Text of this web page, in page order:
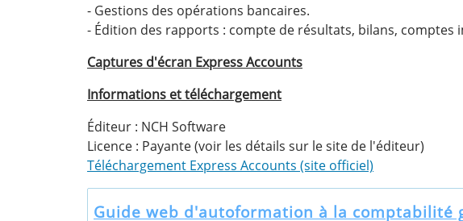
- Gestions des opérations bancaires.
- Édition des rapports : compte de résultats, bilans, comptes
Captures d'écran Express Accounts
Informations et téléchargement
Éditeur : NCH Software
Licence : Payante (voir les détails sur le site de l'éditeur)
Téléchargement Express Accounts (site officiel)
Guide web d'autoformation à la